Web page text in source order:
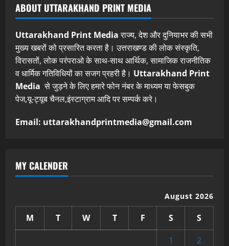
ABOUT UTTARAKHAND PRINT MEDIA
Uttarakhand Print Mediaराज्य, देश और दुनियाभर की सभी
मुख्य खबरों को प्रसारित करता है। उत्तराखण्ड की लोक संस्कृति,
विरासतों, लोक परंपराओ के साथ-साथ आर्थिक, सामाजिक राजनीतिक
व धार्मिक गतिविधियों का सजग प्रहरी है। Uttarakhand Print
Media से जुड़ने के लिए हमारे फोन नंबर के माध्यम या फेसबुक
पेज,यू-ट्यूब चैनल,इंस्टाग्राम आदि पर सम्पर्क करे।
Email: uttarakhandprintmedia@gmail.com
MY CALENDER
August 2026
M T W T F S
S
1
2